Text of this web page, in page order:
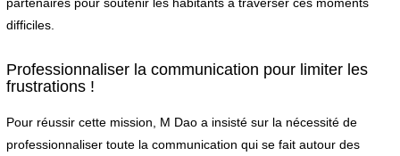
partenaires pour soutenir les habitants à traverser ces moments
difficiles.
Professionnaliser la communication pour limiter les
frustrations !
Pour réussir cette mission, M Dao a insisté sur la nécessité de
professionnaliser toute la communication qui se fait autour des